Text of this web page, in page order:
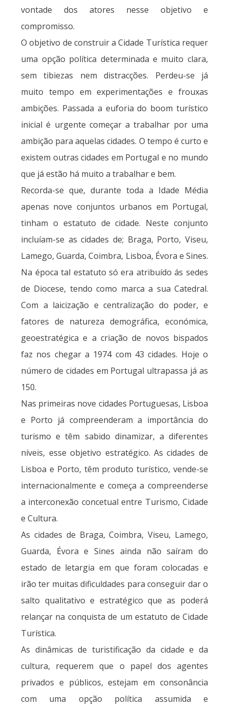
vontade dos atores nesse objetivo e
compromisso.
O objetivo de construir a Cidade Turística requer
uma opção política determinada e muito clara,
sem tibiezas nem distracções. Perdeu-se já
muito tempo em experimentações e frouxas
ambições. Passada a euforia do boom turístico
inicial é urgente começar a trabalhar por uma
ambição para aquelas cidades. O tempo é curto e
existem outras cidades em Portugal e no mundo
que já estão há muito a trabalhar e bem.
Recorda-se que, durante toda a Idade Média
apenas nove conjuntos urbanos em Portugal,
tinham o estatuto de cidade. Neste conjunto
incluíam-se as cidades de; Braga, Porto, Viseu,
Lamego, Guarda, Coimbra, Lisboa, Évora e Sines.
Na época tal estatuto só era atribuído ás sedes
de Diocese, tendo como marca a sua Catedral.
Com a laicização e centralização do poder, e
fatores de natureza demográfica, económica,
geoestratégica e a criação de novos bispados
faz nos chegar a 1974 com 43 cidades. Hoje o
número de cidades em Portugal ultrapassa já as
150.
Nas primeiras nove cidades Portuguesas, Lisboa
e Porto já compreenderam a importância do
turismo e têm sabido dinamizar, a diferentes
níveis, esse objetivo estratégico. As cidades de
Lisboa e Porto, têm produto turístico, vende-se
internacionalmente e começa a compreenderse
a interconexão concetual entre Turismo, Cidade
e Cultura.
As cidades de Braga, Coimbra, Viseu, Lamego,
Guarda, Évora e Sines ainda não saíram do
estado de letargia em que foram colocadas e
irão ter muitas dificuldades para conseguir dar o
salto qualitativo e estratégico que as poderá
relançar na conquista de um estatuto de Cidade
Turística.
As dinâmicas de turistificação da cidade e da
cultura, requerem que o papel dos agentes
privados e públicos, estejam em consonância
com uma opção política assumida e